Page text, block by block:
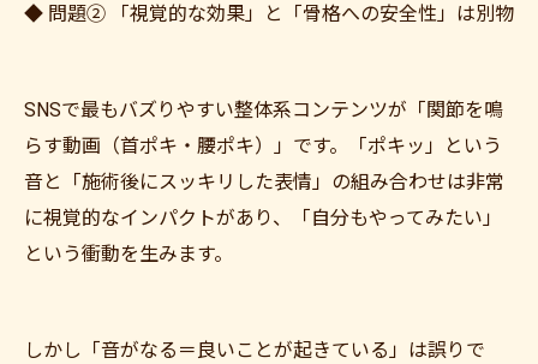
◆ 問題② 「視覚的な効果」と「骨格への安全性」は別物
SNSで最もバズりやすい整体系コンテンツが「関節を鳴
らす動画（首ポキ・腰ポキ）」です。「ポキッ」という
音と「施術後にスッキリした表情」の組み合わせは非常
に視覚的なインパクトがあり、「自分もやってみたい」
という衝動を生みます。
しかし「音がなる＝良いことが起きている」は誤りで